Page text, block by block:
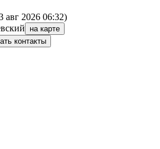
авг 2026 06:32)
на карте
контакты